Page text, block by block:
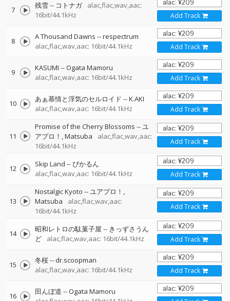
7 残雪-- コトナガ
alac,flac,wav,aac:
16bit/44.1kHz
Add Track
8 A Thousand Dawns --respectrum
alac,flac,wav,aac: 16bit/44.1kHz
Add Track
9 KASUMI --Ogata Mamoru
alac,flac,wav,aac: 16bit/44.1kHz
Add Track
10 あぁ慕情と浮気のセルロイド --K.AKI
alac,flac,wav,aac: 16bit/44.1kHz
Add Track
11
Promise of the Cherry Blossoms --ユ
アプロ！
Matsuba
alac,flac,wav,aac:
16bit/44.1kHz
Add Track
12 Skip Land -- ぴかるん
alac,flac,wav,aac: 16bit/44.1kHz
Add Track
13
Nostalgic Kyoto --ユアプロ！
Matsuba
alac,flac,wav,aac:
16bit/44.1kHz
Add Track
14 昭和レトロの駄菓子屋 -- きっずさうん
ど
alac,flac,wav,aac: 16bit/44.1kHz Add Track
15 冬桜-- dr.scoopman
alac,flac,wav,aac: 16bit/44.1kHz
Add Track
16 田んぼ道 --Ogata Mamoru